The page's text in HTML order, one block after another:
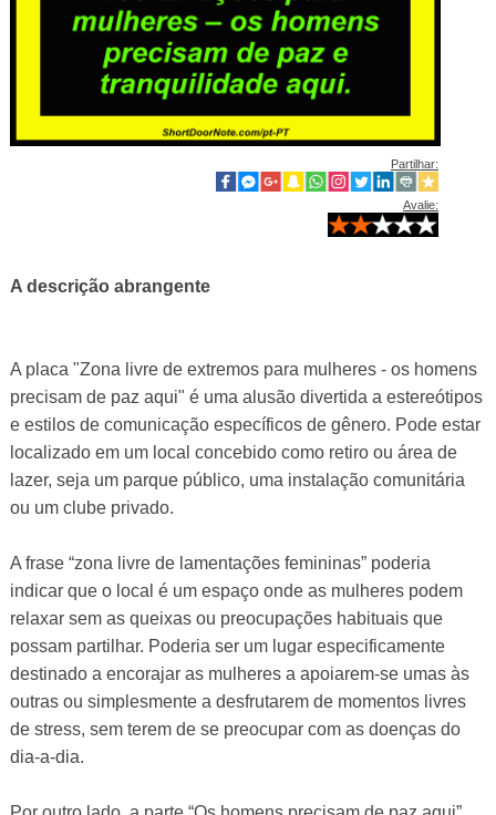
Partilhar:
Avalie:
A descrição abrangente
A placa "Zona livre de extremos para mulheres - os homens
precisam de paz aqui" é uma alusão divertida a estereótipos
e estilos de comunicação específicos de gênero. Pode estar
localizado em um local concebido como retiro ou área de
lazer, seja um parque público, uma instalação comunitária
ou um clube privado.
A frase “zona livre de lamentações femininas” poderia
indicar que o local é um espaço onde as mulheres podem
relaxar sem as queixas ou preocupações habituais que
possam partilhar. Poderia ser um lugar especificamente
destinado a encorajar as mulheres a apoiarem-se umas às
outras ou simplesmente a desfrutarem de momentos livres
de stress, sem terem de se preocupar com as doenças do
dia-a-dia.